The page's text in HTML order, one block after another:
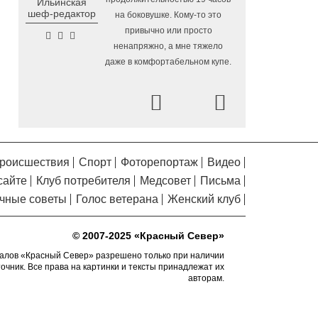
4.08.2026 16:38
На Вологодчине готовят
общественных наблюдателей к
предстоящим выборам
4.08.2026 15:08 У Никольского источника
под Вологдой появится колокольня с
курантами
площадка с профессиональным
покрытием появится в Вологде осенью
2026 года
шеф-редактор
на боковушке. Кому-то это
привычно или просто
ненапряжно, а мне тяжело
даже в комфортабельном купе.
Спорт Фоторепортаж
Видео
Клуб потребителя Медсовет
Письма
советы
Голос ветерана Женский клуб
© 2007-2025 «Красный Север»
«Красный Север» разрешено только при наличии
Все права на картинки и тексты принадлежат их
авторам.